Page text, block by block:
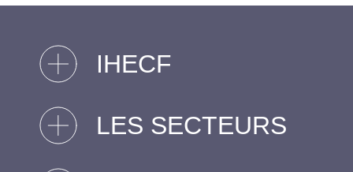
IHECF
LES SECTEURS